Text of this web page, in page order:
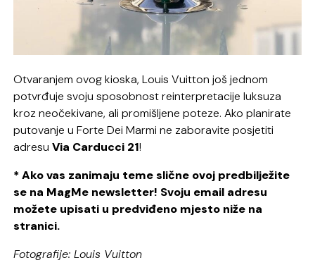
Otvaranjem ovog kioska, Louis Vuitton još jednom
potvrđuje svoju sposobnost reinterpretacije luksuza
kroz neočekivane, ali promišljene poteze. Ako planirate
putovanje u Forte Dei Marmi ne zaboravite posjetiti
adresuVia Carducci 21!
* Ako vas zanimaju teme slične ovoj predbilježite
se na MagMe newsletter! Svoju email adresu
možete upisati u predviđeno mjesto niže na
stranici.
Fotografije: Louis Vuitton